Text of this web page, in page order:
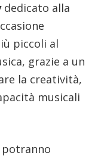
dedicato alla
piccoli al
grazie a un
la creatività,
musicali
potranno